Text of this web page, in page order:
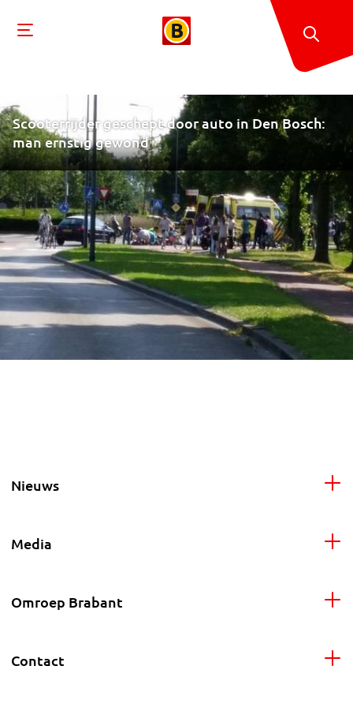
Scooterrijder geschept door auto in Den Bosch:
man ernstig gewond
Nieuws
Media
Omroep Brabant
Contact